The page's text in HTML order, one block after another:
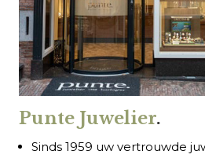
Punte Juwelier.
Sinds 1959 uw vertrouwde